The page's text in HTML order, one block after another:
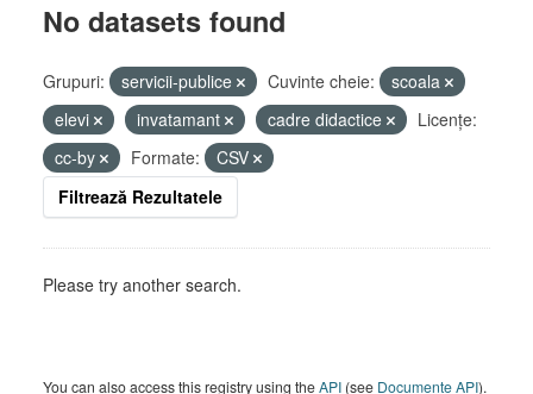
No datasets found
Grupuri: servicii-publice Cuvinte cheie:
scoala
elevi
invatamant cadre didactice
Licenţe:
cc-by
Formate:
CSV
Filtrează Rezultatele
Please try another search.
You can also access this registry using theAPI (see Documente API).